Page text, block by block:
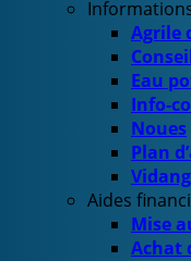
Agrile
Eau
Info-
Noues
Plan
Aides
Mise
Achat